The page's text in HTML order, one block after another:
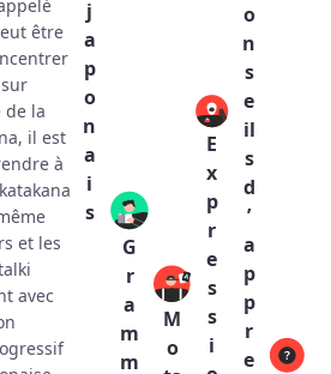
être
de la
il est
à
et les
avec
j
a
p
o
n
a
i
s
G
r
a
m
m
M
o
E
x
p
r
e
s
s
i
o
n
s
e
il
s
d
’
a
p
p
r
e